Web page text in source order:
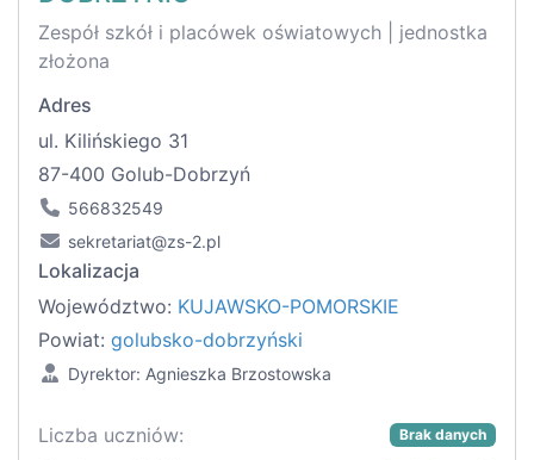
Zespół szkół i placówek oświatowych | jednostka
złożona
Adres
ul. Kilińskiego 31
87-400 Golub-Dobrzyń
566832549
sekretariat@zs-2.pl
Lokalizacja
Województwo: KUJAWSKO-POMORSKIE
Powiat: golubsko-dobrzyński
Dyrektor: Agnieszka Brzostowska
Liczba uczniów: Brak danych